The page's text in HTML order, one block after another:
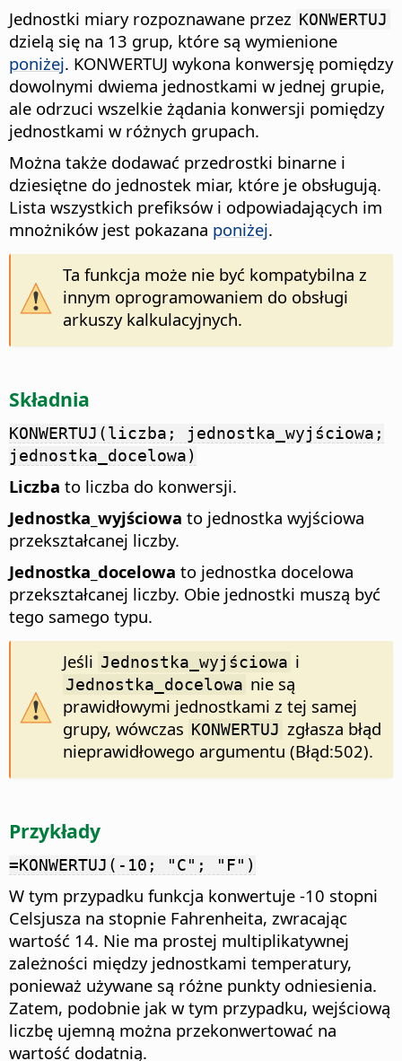
Jednostki miary rozpoznawane przez KONWERTUJ
dzielą się na 13 grup, które są wymienione
poniżej. KONWERTUJ wykona konwersję pomiędzy
dowolnymi dwiema jednostkami w jednej grupie,
ale odrzuci wszelkie żądania konwersji pomiędzy
jednostkami w różnych grupach.
Można także dodawać przedrostki binarne i
dziesiętne do jednostek miar, które je obsługują.
Lista wszystkich prefiksów i odpowiadających im
mnożników jest pokazana poniżej.
Ta funkcja może nie być kompatybilna z
innym oprogramowaniem do obsługi
arkuszy kalkulacyjnych.
Składnia
KONWERTUJ(liczba; jednostka_wyjściowa;
jednostka_docelowa)
Liczba to liczba do konwersji.
Jednostka_wyjściowa to jednostka wyjściowa
przekształcanej liczby.
Jednostka_docelowa to jednostka docelowa
przekształcanej liczby. Obie jednostki muszą być
tego samego typu.
Jeśli Jednostka_wyjściowa i
Jednostka_docelowa nie są
prawidłowymi jednostkami z tej samej
grupy, wówczas KONWERTUJ zgłasza błąd
nieprawidłowego argumentu (Błąd:502).
Przykłady
=KONWERTUJ(-10; "C"; "F")
W tym przypadku funkcja konwertuje -10 stopni
Celsjusza na stopnie Fahrenheita, zwracając
wartość 14. Nie ma prostej multiplikatywnej
zależności między jednostkami temperatury,
ponieważ używane są różne punkty odniesienia.
Zatem, podobnie jak w tym przypadku, wejściową
liczbę ujemną można przekonwertować na
wartość dodatnią.